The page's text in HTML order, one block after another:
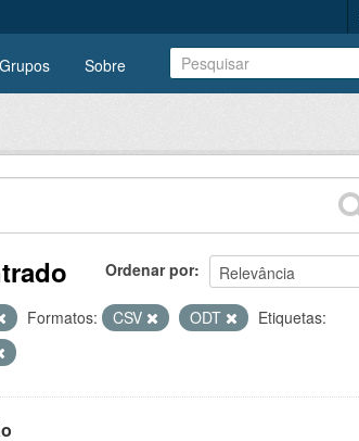
Grupos Sobre
Ordenar por
Formatos: CSV ODT
Etiquetas: